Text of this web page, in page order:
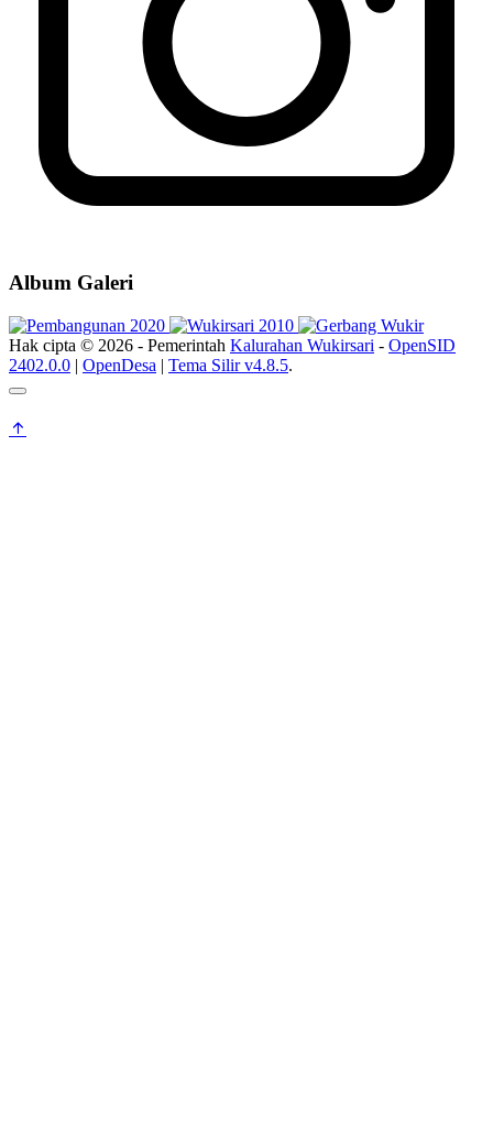
Album Galeri
Hak cipta © 2026 - Pemerintah Kalurahan Wukirsari - OpenSID
2402.0.0 | OpenDesa | Tema Silir v4.8.5.